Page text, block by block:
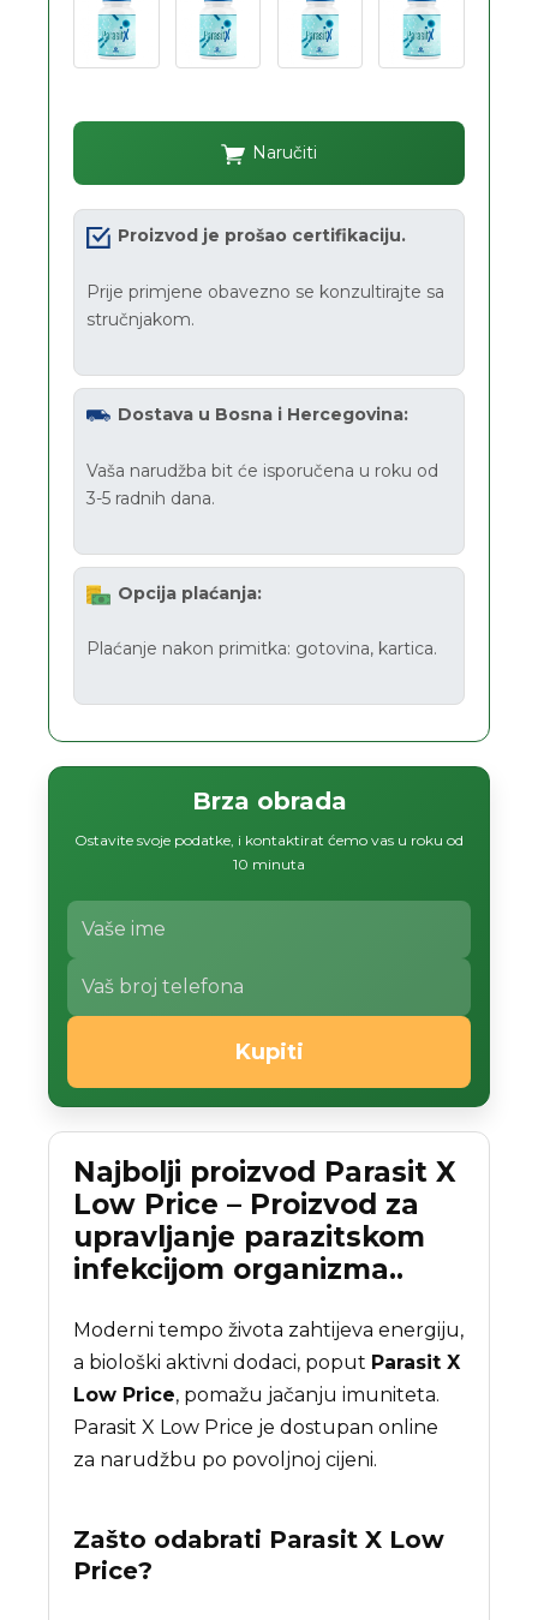
Naručiti
Proizvod je prošao certifikaciju.
Prije primjene obavezno se konzultirajte sa
stručnjakom.
Dostava u Bosna i Hercegovina:
Vaša narudžba bit će isporučena u roku od
3-5 radnih dana.
Opcija plaćanja:
Plaćanje nakon primitka: gotovina, kartica.
Brza obrada
Ostavite svoje podatke, i kontaktirat ćemo vas u roku od
10 minuta
Kupiti
Najbolji proizvod Parasit X
Low Price – Proizvod za
upravljanje parazitskom
infekcijom organizma..
Moderni tempo života zahtijeva energiju,
a biološki aktivni dodaci, poput Parasit X
Low Price, pomažu jačanju imuniteta.
Parasit X Low Price je dostupan online
za narudžbu po povoljnoj cijeni.
Zašto odabrati Parasit X Low
Price?